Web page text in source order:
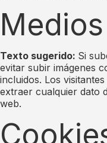
Medios
Texto sugerido: Si
evitar subir imágenes
incluidos. Los
extraer cualquier dato
web.